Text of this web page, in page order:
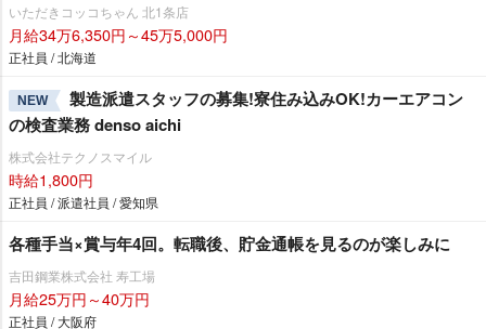
いただきコッコちゃん 北1条店
月給34万6,350円～45万5,000円
正社員 / 北海道
NEW
製造派遣スタッフの募集!寮住み込みOK!カーエアコン
の検査業務 denso aichi
株式会社テクノスマイル
時給1,800円
正社員 / 派遣社員 / 愛知県
各種手当×賞与年4回。転職後、貯金通帳を見るのが楽しみに
吉田鋼業株式会社 寿工場
月給25万円～40万円
正社員 / 大阪府